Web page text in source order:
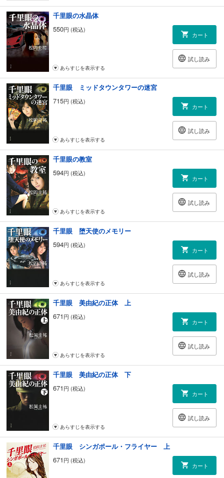
千里眼の水晶体
550円 (税込)
カート
試し読み
あらすじを表示する
千里眼 ミッドタウンタワーの迷宮
715円 (税込)
カート
試し読み
あらすじを表示する
千里眼の教室
594円 (税込)
カート
試し読み
あらすじを表示する
千里眼 堕天使のメモリー
594円 (税込)
カート
試し読み
あらすじを表示する
千里眼 美由紀の正体 上
671円 (税込)
カート
試し読み
あらすじを表示する
千里眼 美由紀の正体 下
671円 (税込)
カート
試し読み
あらすじを表示する
千里眼 シンガポール・フライヤー 上
671円 (税込)
カート